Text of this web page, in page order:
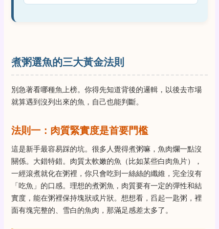
煮粥選魚的三大黃金法則
別急著看哪種魚上榜。你得先知道背後的邏輯，以後去市場
就算遇到沒列出來的魚，自己也能判斷。
法則一：肉質緊實度是首要門檻
這是新手最容易踩的坑。很多人覺得煮粥嘛，魚肉爛一點沒
關係。大錯特錯。肉質太軟嫩的魚（比如某些白肉魚片），
一經滾煮就化在粥裡，你只會吃到一絲絲的纖維，完全沒有
「吃魚」的口感。理想的煮粥魚，肉質要有一定的彈性和結
實度，能在粥裡保持塊狀或片狀。想想看，舀起一匙粥，裡
面有塊完整的、雪白的魚肉，那滿足感差太多了。